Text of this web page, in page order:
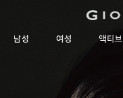
남성 여성 액티브